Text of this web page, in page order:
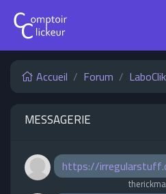
Accueil Forum LaboClik
MESSAGERIE
https://